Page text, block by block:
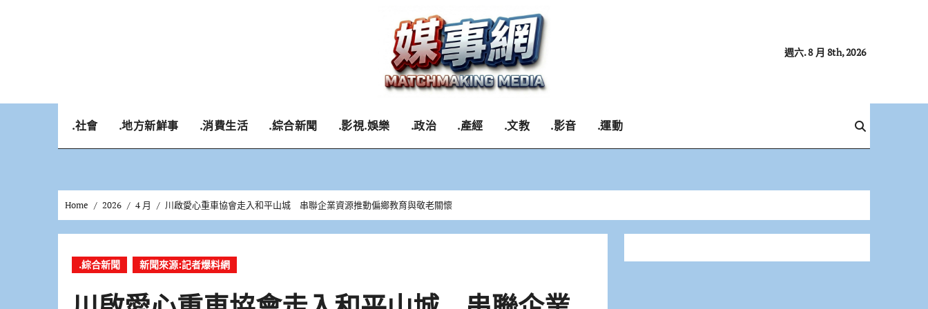
週六. 8 月 8th, 2026
.社會 .地方新鮮事 .消費生活 .綜合新聞 .影視.娛樂 .政治 .產經 .文教 .影音 .運動
Home 2026 4 月 川啟愛心重車協會走入和平山城 串聯企業資源推動偏鄉教育與敬老關懷
.綜合新聞 新聞來源:記者爆料網